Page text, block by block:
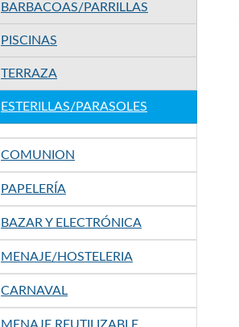
BARBACOAS/PARRILLAS
PISCINAS
TERRAZA
ESTERILLAS/PARASOLES
COMUNION
PAPELERÍA
BAZAR Y ELECTRÓNICA
MENAJE/HOSTELERIA
CARNAVAL